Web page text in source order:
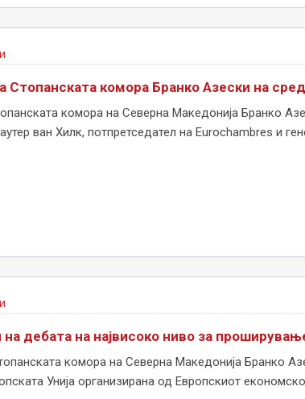
Стопанската комора Бранко Азески на
комора на Северна Македонија Бранко
ван Хилк, потпретседател на Eurochambres и
дебата на највисоко ниво за
комора на Северна Македонија Бранко
Унија организирана од Европскиот